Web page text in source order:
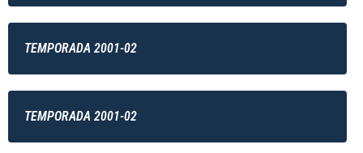
TEMPORADA 2001-02
TEMPORADA 2001-02